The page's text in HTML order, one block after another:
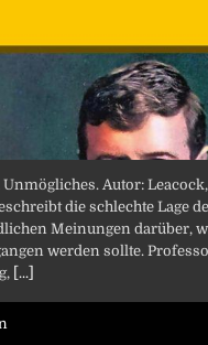
Autor:
die schlechte Lage
Meinungen darüber,
werden sollte.
[...]